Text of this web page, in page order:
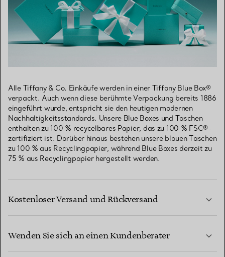
Alle Tiffany & Co. Einkäufe werden in einer Tiffany Blue Box®
verpackt. Auch wenn diese berühmte Verpackung bereits 1886
eingeführt wurde, entspricht sie den heutigen modernen
Nachhaltigkeitsstandards. Unsere Blue Boxes und Taschen
enthalten zu 100 % recycelbares Papier, das zu 100 % FSC®-
zertifiziert ist. Darüber hinaus bestehen unsere blauen Taschen
zu 100 % aus Recyclingpapier, während Blue Boxes derzeit zu
75 % aus Recyclingpapier hergestellt werden.
Kostenloser Versand und Rückversand
Wenden Sie sich an einen Kundenberater